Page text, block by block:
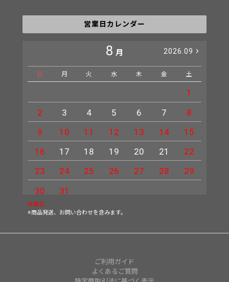
営業日カレンダー
8 月 2026.09
日 月 火 水 木 金 土
1
2
3 4 5 6 7
8
9
10 11 12 13 14
15
16
17 18 19 20 21
22
23
24 25 26 27 28
29
30
31
休業日
※商品発送、お問い合わせを含みます。
ご利用ガイド
よくあるご質問